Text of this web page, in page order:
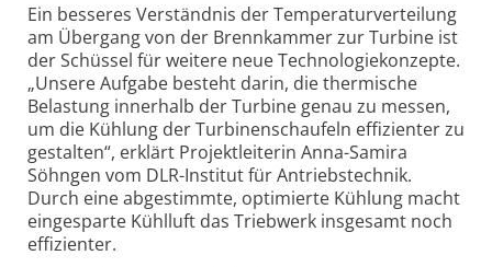
Ein besseres Verständnis der Temperaturverteilung
am Übergang von der Brennkammer zur Turbine ist
der Schüssel für weitere neue Technologiekonzepte.
„Unsere Aufgabe besteht darin, die thermische
Belastung innerhalb der Turbine genau zu messen,
um die Kühlung der Turbinenschaufeln effizienter zu
gestalten“, erklärt Projektleiterin Anna-Samira
Söhngen vom DLR-Institut für Antriebstechnik.
Durch eine abgestimmte, optimierte Kühlung macht
eingesparte Kühlluft das Triebwerk insgesamt noch
effizienter.